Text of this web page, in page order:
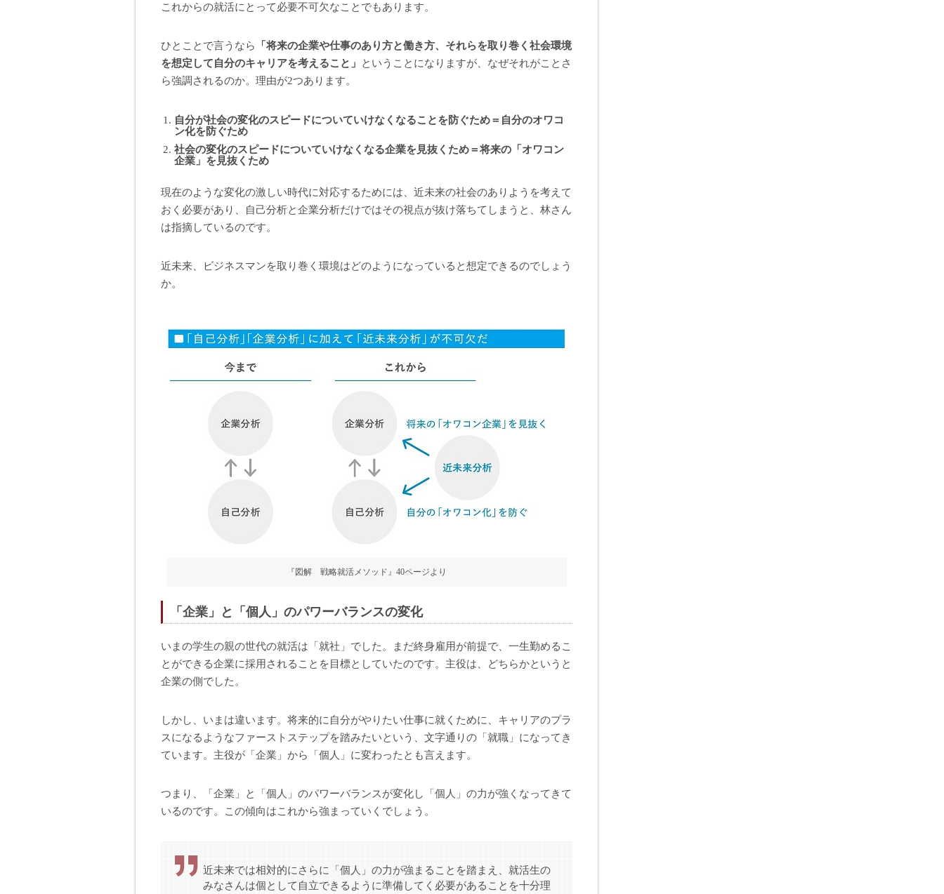
これからの就活にとって必要不可欠なことでもあります。
ひとことで言うなら
「将来の企業や仕事のあり方と働き方、それらを取り巻く社会環境
を想定して自分のキャリアを考えること」
ということになりますが、なぜそれがことさ
ら強調されるのか。理由が2つあります。
自分が社会の変化のスピードについていけなくなることを防ぐため＝自分のオワコ
ン化を防ぐため
社会の変化のスピードについていけなくなる企業を見抜くため＝将来の「オワコン
企業」を見抜くため
現在のような変化の激しい時代に対応するためには、近未来の社会のありようを考えて
おく必要があり、自己分析と企業分析だけではその視点が抜け落ちてしまうと、林さん
は指摘しているのです。
近未来、ビジネスマンを取り巻く環境はどのようになっていると想定できるのでしょう
か。
『図解 戦略就活メソッド』40ページより
「企業」と「個人」のパワーバランスの変化
いまの学生の親の世代の就活は「就社」でした。まだ終身雇用が前提で、一生勤めるこ
とができる企業に採用されることを目標としていたのです。主役は、どちらかというと
企業の側でした。
しかし、いまは違います。将来的に自分がやりたい仕事に就くために、キャリアのプラ
スになるようなファーストステップを踏みたいという、文字通りの「就職」になってき
ています。主役が「企業」から「個人」に変わったとも言えます。
つまり、「企業」と「個人」のパワーバランスが変化し「個人」の力が強くなってきて
いるのです。この傾向はこれから強まっていくでしょう。
近未来では相対的にさらに「個人」の力が強まることを踏まえ、就活生の
みなさんは個として自立できるように準備してく必要があることを十分理